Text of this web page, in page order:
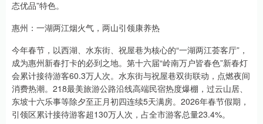
态优品”特色。
惠州：一湖两江烟火气，两山引领康养热
今年春节，以西湖、水东街、祝屋巷为核心的“一湖两江荟客厅”，
成为惠州新春打卡的必到之地。第十六届“岭南万户皆春色”新春灯
会累计接待游客60.3万人次。水东街与祝屋巷双街联动，点燃夜间
消费热潮。218最美旅游公路沿线高端民宿热度爆棚，过云山居、
东坡十六乐事等除夕至正月初四连续5天满房。2026年春节假期，
引领区累计接待游客超130万人次，占全市游客总量23.4%。